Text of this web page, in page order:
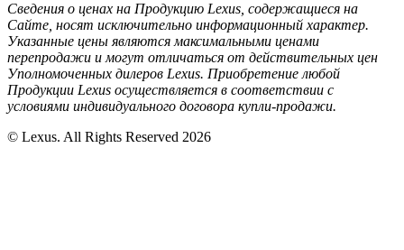
Сведения о ценах на Продукцию Lexus, содержащиеся на
Сайте, носят исключительно информационный характер.
Указанные цены являются максимальными ценами
перепродажи и могут отличаться от действительных цен
Уполномоченных дилеров Lexus. Приобретение любой
Продукции Lexus осуществляется в соответствии с
условиями индивидуального договора купли-продажи.
© Lexus. All Rights Reserved 2026